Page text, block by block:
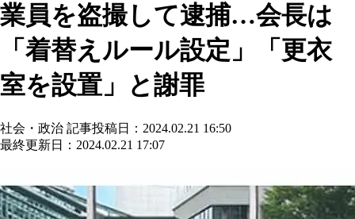
業員を盗撮して逮捕…会長は
「着替えルール設定」「更衣
室を設置」と謝罪
社会・政治 記事投稿日：2024.02.21 16:50
最終更新日：2024.02.21 17:07